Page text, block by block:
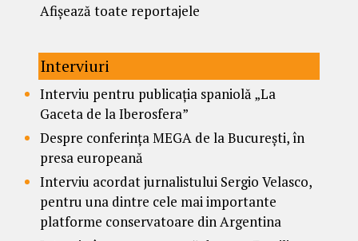
Afișează toate reportajele
Interviuri
Interviu pentru publicația spaniolă „La
Gaceta de la Iberosfera”
Despre conferința MEGA de la București, în
presa europeană
Interviu acordat jurnalistului Sergio Velasco,
pentru una dintre cele mai importante
platforme conservatoare din Argentina